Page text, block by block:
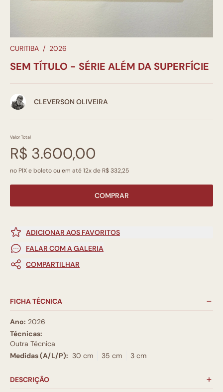
CURITIBA / 2026
SEM TÍTULO - SÉRIE ALÉM DA SUPERFÍCIE
CLEVERSON OLIVEIRA
Valor Total
R$ 3.600,00
no PIX e boleto ou em até 12x de R$ 332,25
COMPRAR
ADICIONAR AOS FAVORITOS
FALAR COM A GALERIA
COMPARTILHAR
FICHA TÉCNICA
Ano: 2026
Técnicas:
Outra Técnica
Medidas (A/L/P): 30 cm 35 cm 3 cm
DESCRIÇÃO